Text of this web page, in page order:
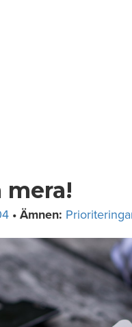
mera!
• Ämnen: